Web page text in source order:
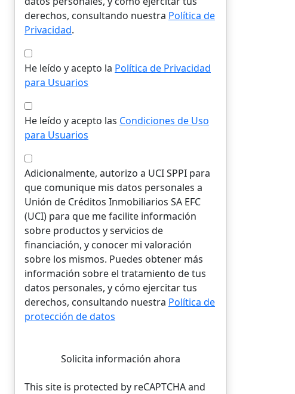
derechos, consultando nuestra Política de
Privacidad.
He leído y acepto la Política de Privacidad
para Usuarios
He leído y acepto las Condiciones de Uso
para Usuarios
Adicionalmente, autorizo a UCI SPPI para
que comunique mis datos personales a
Unión de Créditos Inmobiliarios SA EFC
(UCI) para que me facilite información
sobre productos y servicios de
financiación, y conocer mi valoración
sobre los mismos. Puedes obtener más
información sobre el tratamiento de tus
datos personales, y cómo ejercitar tus
derechos, consultando nuestra Política de
protección de datos
Solicita información ahora
This site is protected by reCAPTCHA and